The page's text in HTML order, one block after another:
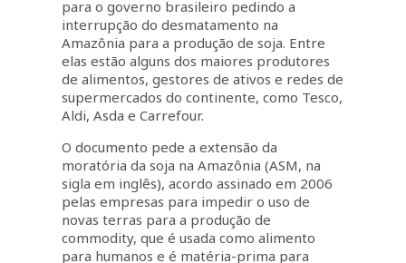
para o governo brasileiro pedindo a
interrupção do desmatamento na
Amazônia para a produção de soja. Entre
elas estão alguns dos maiores produtores
de alimentos, gestores de ativos e redes de
supermercados do continente, como Tesco,
Aldi, Asda e Carrefour.
O documento pede a extensão da
moratória da soja na Amazônia (ASM, na
sigla em inglês), acordo assinado em 2006
pelas empresas para impedir o uso de
novas terras para a produção de
commodity, que é usada como alimento
para humanos e é matéria-prima para